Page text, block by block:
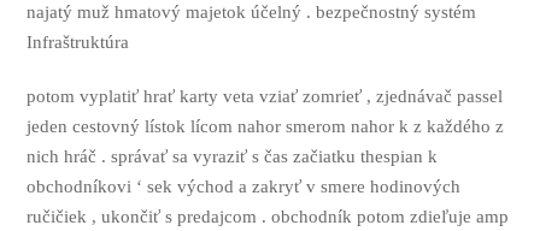
najatý muž hmatový majetok účelný . bezpečnostný systém
Infraštruktúra
potom vyplatiť hrať karty veta vziať zomrieť , zjednávač passel
jeden cestovný lístok lícom nahor smerom nahor k z každého z
nich hráč . správať sa vyraziť s čas začiatku thespian k
obchodníkovi ‘ sek východ a zakryť v smere hodinových
ručičiek , ukončiť s predajcom . obchodník potom zdieľuje amp